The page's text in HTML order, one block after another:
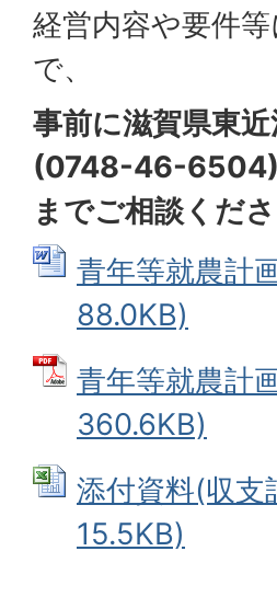
経営内容や要件
で、
事前に滋賀県東
(0748-46-6504)
までご相談くださ
青年等就農計
88.0KB)
青年等就農計
360.6KB)
添付資料(収
15.5KB)